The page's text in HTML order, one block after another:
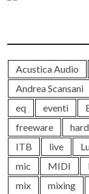
Acustica Audio
Andrea Scansani
eq
eventi
freeware
ITB
live
mic
MIDI
mix
mixing